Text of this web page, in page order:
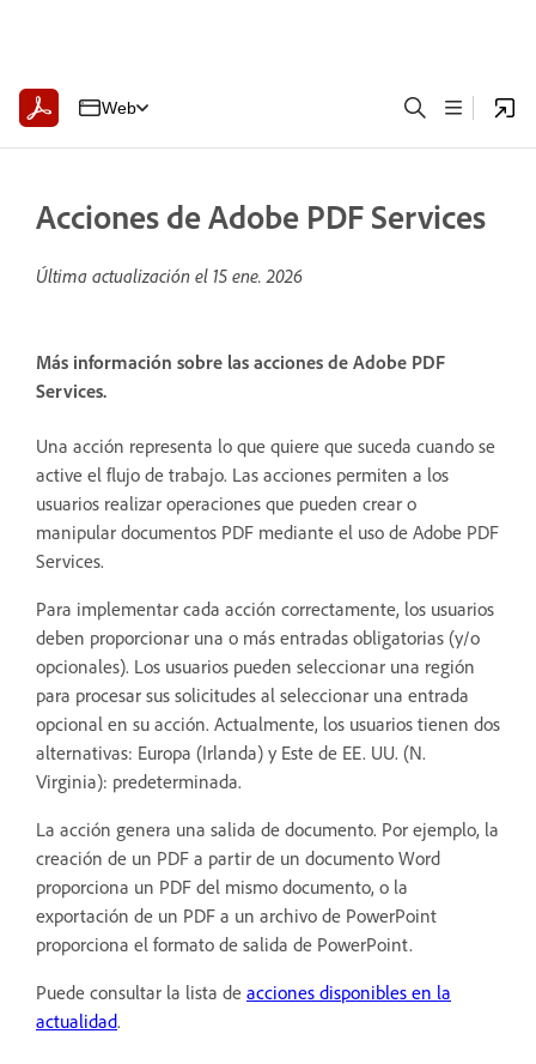
Web
Acciones de Adobe PDF Services
Última actualización el 15 ene. 2026
Más información sobre las acciones de Adobe PDF
Services.
Una acción representa lo que quiere que suceda cuando se
active el flujo de trabajo. Las acciones permiten a los
usuarios realizar operaciones que pueden crear o
manipular documentos PDF mediante el uso de Adobe PDF
Services.
Para implementar cada acción correctamente, los usuarios
deben proporcionar una o más entradas obligatorias (y/o
opcionales). Los usuarios pueden seleccionar una región
para procesar sus solicitudes al seleccionar una entrada
opcional en su acción. Actualmente, los usuarios tienen dos
alternativas: Europa (Irlanda) y Este de EE. UU. (N.
Virginia): predeterminada.
La acción genera una salida de documento. Por ejemplo, la
creación de un PDF a partir de un documento Word
proporciona un PDF del mismo documento, o la
exportación de un PDF a un archivo de PowerPoint
proporciona el formato de salida de PowerPoint.
Puede consultar la lista de acciones disponibles en la
actualidad.